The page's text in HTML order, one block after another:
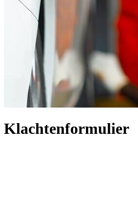
Klachtenformulier